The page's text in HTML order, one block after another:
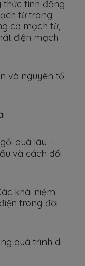
thức tính động
từ trong
cơ mạch từ,
điện mạch
và nguyên tố
quá lâu -
và cách đối
khái niệm
trong đời
quá trình di